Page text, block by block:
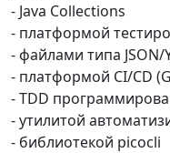
- Java Collections
- платформой
- файлами типа JSON/
- платформой CI/CD
- TDD
- утилитой
- библиотекой picocli